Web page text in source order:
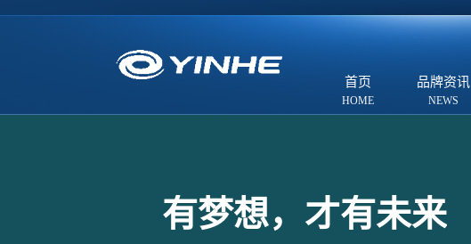
首页 品牌资讯
有梦想，才有未来